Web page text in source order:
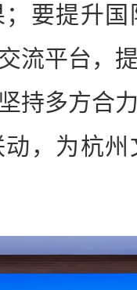
要提升
流平台，
持多方合
，为杭